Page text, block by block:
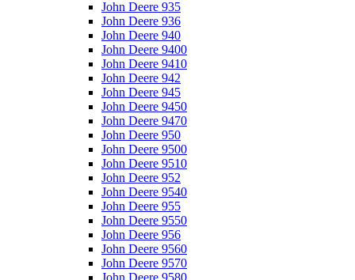
John Deere 935
John Deere 936
John Deere 940
John Deere 9400
John Deere 9410
John Deere 942
John Deere 945
John Deere 9450
John Deere 9470
John Deere 950
John Deere 9500
John Deere 9510
John Deere 952
John Deere 9540
John Deere 955
John Deere 9550
John Deere 956
John Deere 9560
John Deere 9570
John Deere 9580